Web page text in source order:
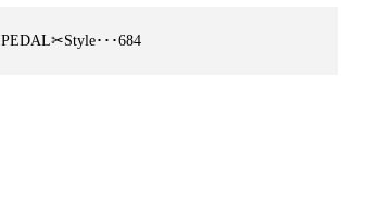
PEDAL✂︎Style･･･684